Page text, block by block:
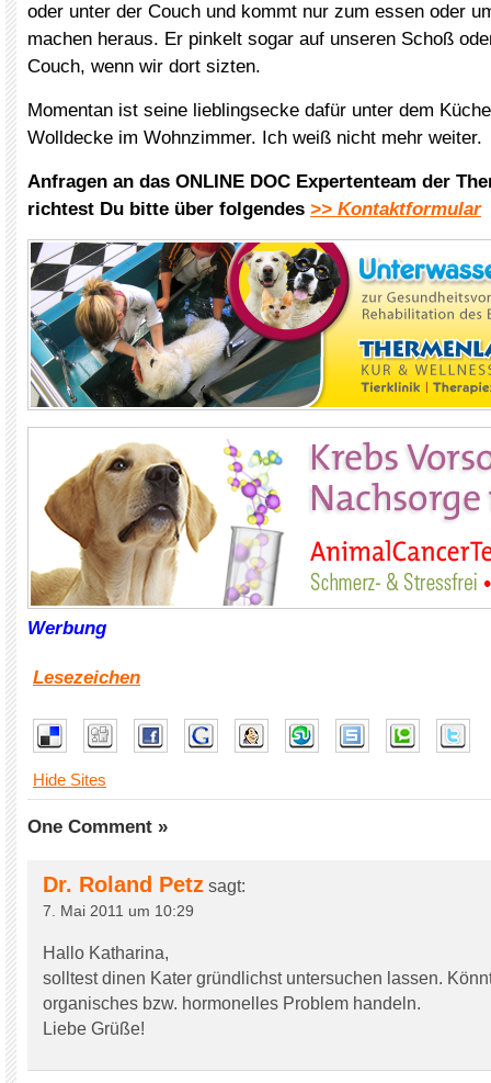
oder unter der Couch und kommt nur zum essen oder
machen heraus. Er pinkelt sogar auf unseren Schoß
Couch, wenn wir dort sizten.
Momentan ist seine lieblingsecke dafür unter dem
Wolldecke im Wohnzimmer. Ich weiß nicht mehr weiter.
Anfragen an das ONLINE DOC Expertenteam der
richtest Du bitte über folgendes >> Kontaktformular
Werbung
Lesezeichen
Hide Sites
One Comment »
Dr. Roland Petz sagt:
7. Mai 2011 um 10:29
Hallo Katharina,
solltest dinen Kater gründlichst untersuchen lassen.
organisches bzw. hormonelles Problem handeln.
Liebe Grüße!